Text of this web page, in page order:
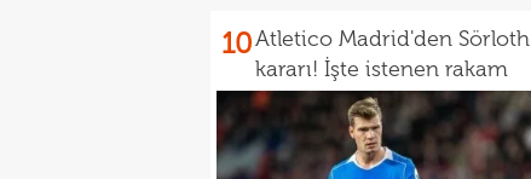
10Atletico Madrid'den Sörloth
kararı! İşte istenen rakam